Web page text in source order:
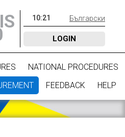
10:21 Български
LOGIN
NATIONAL PROCEDURES
FEEDBACK HELP